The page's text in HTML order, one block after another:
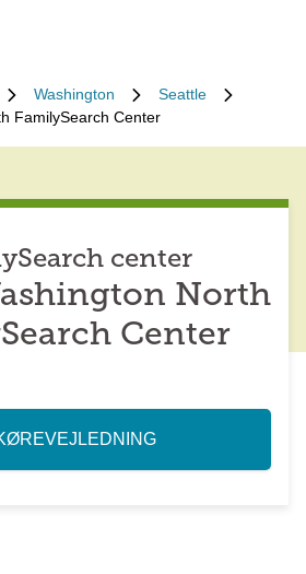
Washington
Seattle
FamilySearch Center
center
North
Center